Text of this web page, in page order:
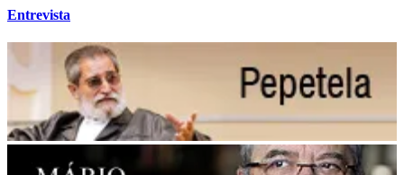
Entrevista